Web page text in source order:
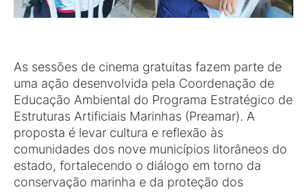
As sessões de cinema gratuitas fazem parte de
uma ação desenvolvida pela Coordenação de
Educação Ambiental do Programa Estratégico de
Estruturas Artificiais Marinhas (Preamar). A
proposta é levar cultura e reflexão às
comunidades dos nove municípios litorâneos do
estado, fortalecendo o diálogo em torno da
conservação marinha e da proteção dos